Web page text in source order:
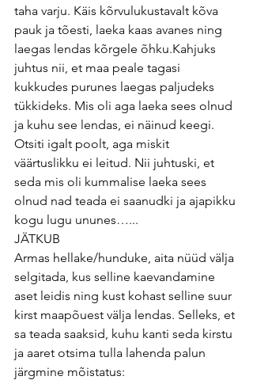
taha varju. Käis kõrvulukustavalt kõva
pauk ja tõesti, laeka kaas avanes ning
laegas lendas kõrgele õhku.Kahjuks
juhtus nii, et maa peale tagasi
kukkudes purunes laegas paljudeks
tükkideks. Mis oli aga laeka sees olnud
ja kuhu see lendas, ei näinud keegi.
Otsiti igalt poolt, aga miskit
väärtuslikku ei leitud. Nii juhtuski, et
seda mis oli kummalise laeka sees
olnud nad teada ei saanudki ja ajapikku
kogu lugu ununes…...
JÄTKUB
Armas hellake/hunduke, aita nüüd välja
selgitada, kus selline kaevandamine
aset leidis ning kust kohast selline suur
kirst maapõuest välja lendas. Selleks, et
sa teada saaksid, kuhu kanti seda kirstu
ja aaret otsima tulla lahenda palun
järgmine mõistatus: